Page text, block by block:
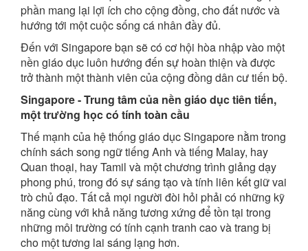
phần mang lại lợi ích cho cộng đồng, cho đất nước và
hướng tới một cuộc sống cá nhân đầy đủ.
Đến với Singapore bạn sẽ có cơ hội hòa nhập vào một
nền giáo dục luôn hướng đến sự hoàn thiện và được
trở thành một thành viên của cộng đồng dân cư tiến bộ.
Singapore - Trung tâm của nền giáo dục tiên tiến,
một trường học có tính toàn cầu
Thế mạnh của hệ thống giáo dục Singapore nằm trong
chính sách song ngữ tiếng Anh và tiếng Malay, hay
Quan thoại, hay Tamil và một chương trình giảng dạy
phong phú, trong đó sự sáng tạo và tính liên kết giữ vai
trò chủ đạo. Tất cả mọi người đòi hỏi phải có những kỹ
năng cùng với khả năng tương xứng để tồn tại trong
những môi trường có tính cạnh tranh cao và trang bị
cho một tương lai sáng lạng hơn.